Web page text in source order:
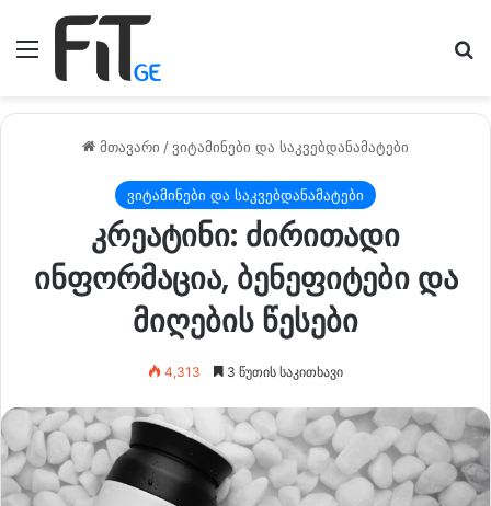
მენიუ
მთავარი / ვიტამინები და საკვებდანამატები
ვიტამინები და საკვებდანამატები
კრეატინი: ძირითადი
ინფორმაცია, ბენეფიტები და
მიღების წესები
4,313 3 წუთის საკითხავი